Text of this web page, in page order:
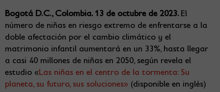
Bogotá D.C., Colombia. 13 de octubre de 2023. El
número de niñas en riesgo extremo de enfrentarse a la
doble afectación por el cambio climático y el
matrimonio infantil aumentará en un 33%, hasta llegar
a casi 40 millones de niñas en 2050, según revela el
estudio «Las niñas en el centro de la tormenta: Su
planeta, su futuro, sus soluciones» (disponible en inglés)